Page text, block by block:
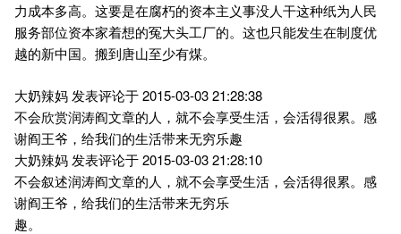
力成本多高。这要是在腐朽的资本主义事没人干这种纸为人民
服务部位资本家着想的冤大头工厂的。这也只能发生在制度优
越的新中国。搬到唐山至少有煤。
大奶辣妈 发表评论于 2015-03-03 21:28:38
不会欣赏润涛阎文章的人，就不会享受生活，会活得很累。感
谢阎王爷，给我们的生活带来无穷乐趣
大奶辣妈 发表评论于 2015-03-03 21:28:10
不会叙述润涛阎文章的人，就不会享受生活，会活得很累。感
谢阎王爷，给我们的生活带来无穷乐
趣。